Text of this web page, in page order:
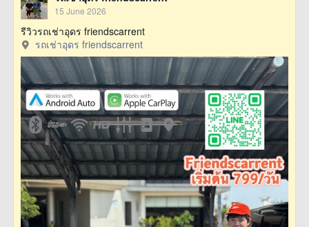
15 June 2026
รีวิวรถเช่าอุดร friendscarrent
รถเช่าอุดร friendscarrent